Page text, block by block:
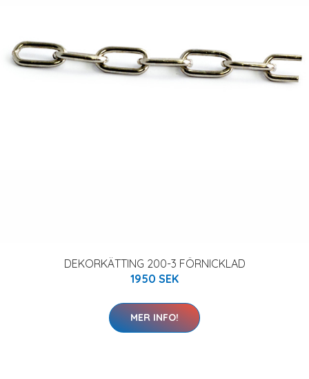
DEKORKÄTTING 200-3 FÖRNICKLAD
1950 SEK
MER INFO!